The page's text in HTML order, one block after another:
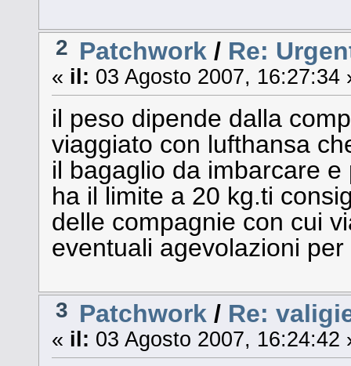
2 Patchwork / Re:
« il: 03 Agosto 2007, 16:27:34
il peso dipende dalla
viaggiato con lufthansa
il bagaglio da imbarcare
ha il limite a 20 kg.ti
delle compagnie con cui
eventuali agevolazioni per
3 Patchwork / Re:
« il: 03 Agosto 2007, 16:24:42